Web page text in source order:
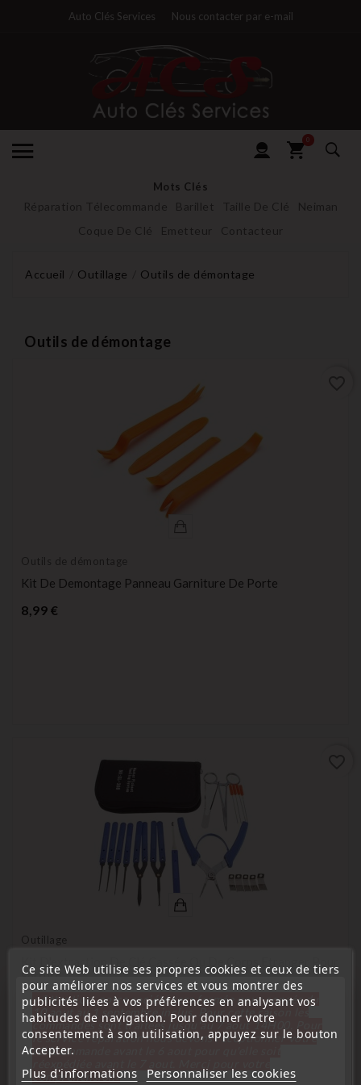
Auto Clés Services Nous contacter par e-mail
0
Mots Clés
Réparation Télecommande Barillet Taille De Clé
Neiman
Coque De Clé
Emetteur Contacteur
Accueil Outillage Outils de démontage
Outils de démontage
Outils de démontage
Kit De Demontage Panneau Garniture De Porte
8,99 €
Outillage
Kit D'extraction De Clé Cassée Ou De Corps Etranger Pour
Serrure
39,00 €Prix
Ce site Web utilise ses propres cookies et ceux de tiers
pour améliorer nos services et vous montrer des
publicités liées à vos préférences en analysant vos
habitudes de navigation. Pour donner votre
consentement à son utilisation, appuyez sur le bouton
Accepter.
Plus d'informations Personnaliser les cookies
« Attention, notre société sera fermée pour congés du
10 aout au 1 septembre inclus. Pour cette raison les
commandes sont traitées jusqu'au 7 aout 14H00. Pour
le service réparation nous devons réceptionner votre
télécommande avant le 6 aout pour qu'elle soit
compréhension»